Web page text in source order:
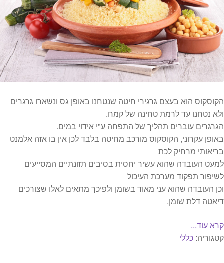
הקוסקוס הוא בעצם גרגירי חיטה שנטחנו באופן גס ונשארו גרגרים
ולא נטחנו עד לרמת טחינה של קמח.
הגרגרים עוברים תהליך של התפחה ע"י אידוי במים.
באופן עקרוני, הקוסקוס מורכב מחיטה בלבד לכן אין בו אזה אלמנט
בריאותי מרחיק לכת
למעט העובדה שהוא עשיר יחסית בסיבים תזונתיים המסייעים
לשיפור תפקוד מערכת העיכול
וכן העובדה שהוא עני מאוד בשומן ולפיכך מתאים לאלו שצורכים
דיאטה דלת שומן.
קרא עוד...
קטגוריה: כללי